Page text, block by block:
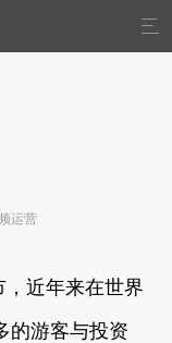

运营
，近年来在世界
的游客与投资